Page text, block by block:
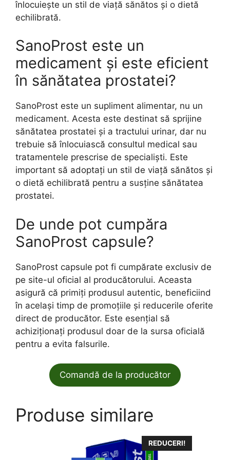
înlocuiește un stil de viață sănătos și o dietă
echilibrată.
SanoProst este un
medicament și este eficient
în sănătatea prostatei?
SanoProst este un supliment alimentar, nu un
medicament. Acesta este destinat să sprijine
sănătatea prostatei și a tractului urinar, dar nu
trebuie să înlocuiască consultul medical sau
tratamentele prescrise de specialiști. Este
important să adoptați un stil de viață sănătos și
o dietă echilibrată pentru a susține sănătatea
prostatei.
De unde pot cumpăra
SanoProst capsule?
SanoProst capsule pot fi cumpărate exclusiv de
pe site-ul oficial al producătorului. Aceasta
asigură că primiți produsul autentic, beneficiind
în același timp de promoțiile și reducerile oferite
direct de producător. Este esențial să
achiziționați produsul doar de la sursa oficială
pentru a evita falsurile.
Comandă de la producător
Produse similare
REDUCERI!